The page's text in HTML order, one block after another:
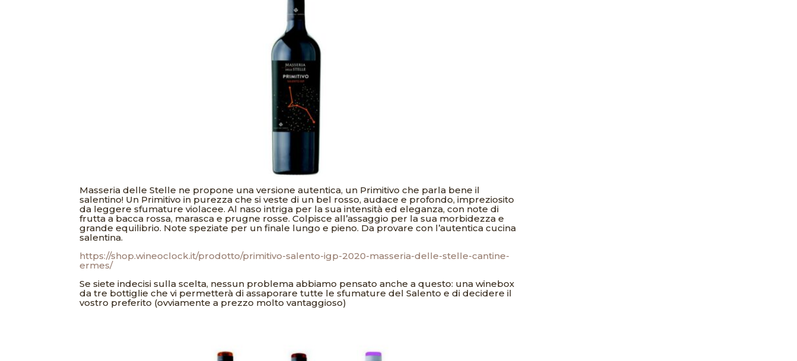
Masseria delle Stelle ne propone una versione autentica, un Primitivo che parla bene il
salentino! Un Primitivo in purezza che si veste di un bel rosso, audace e profondo, impreziosito
da leggere sfumature violacee. Al naso intriga per la sua intensità ed eleganza, con note di
frutta a bacca rossa, marasca e prugne rosse. Colpisce all’assaggio per la sua morbidezza e
grande equilibrio. Note speziate per un finale lungo e pieno. Da provare con l’autentica cucina
salentina.
https://shop.wineoclock.it/prodotto/primitivo-salento-igp-2020-masseria-delle-stelle-cantine-
ermes/
Se siete indecisi sulla scelta, nessun problema abbiamo pensato anche a questo: una winebox
da tre bottiglie che vi permetterà di assaporare tutte le sfumature del Salento e di decidere il
vostro preferito (ovviamente a prezzo molto vantaggioso)